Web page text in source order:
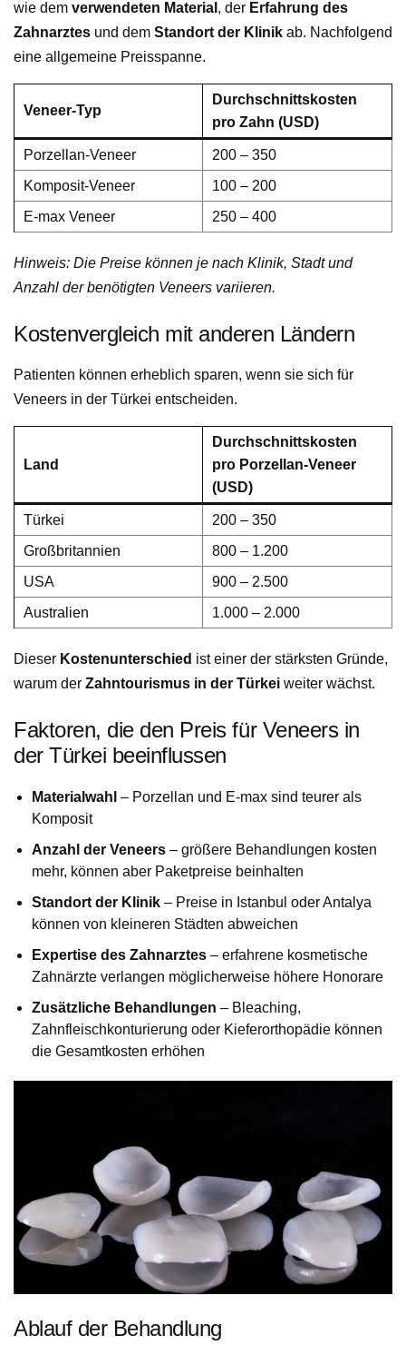
wie dem verwendeten Material , der Erfahrung des
Zahnarztes und dem Standort der Klinik ab. Nachfolgend
eine allgemeine Preisspanne.
Veneer-Typ
Durchschnittskosten
pro Zahn (USD)
Porzellan-Veneer
200 – 350
Komposit-Veneer
100 – 200
E-max Veneer
250 – 400
Hinweis: Die Preise können je nach Klinik, Stadt und
Anzahl der benötigten Veneers variieren.
Kostenvergleich mit anderen Ländern
Patienten können erheblich sparen, wenn sie sich für
Veneers in der Türkei entscheiden.
Land
Durchschnittskosten
pro Porzellan-Veneer
(USD)
Türkei
200 – 350
Großbritannien
800 – 1.200
USA
900 – 2.500
Australien
1.000 – 2.000
Dieser Kostenunterschied ist einer der stärksten Gründe,
warum der Zahntourismus in der Türkei weiter wächst.
Faktoren, die den Preis für Veneers in
der Türkei beeinflussen
Materialwahl – Porzellan und E-max sind teurer als
Komposit
Anzahl der Veneers – größere Behandlungen kosten
mehr, können aber Paketpreise beinhalten
Standort der Klinik – Preise in Istanbul oder Antalya
können von kleineren Städten abweichen
Expertise des Zahnarztes – erfahrene kosmetische
Zahnärzte verlangen möglicherweise höhere Honorare
Zusätzliche Behandlungen – Bleaching,
Zahnfleischkonturierung oder Kieferorthopädie können
die Gesamtkosten erhöhen
Ablauf der Behandlung